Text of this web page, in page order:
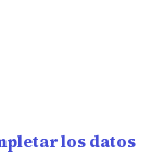
los datos